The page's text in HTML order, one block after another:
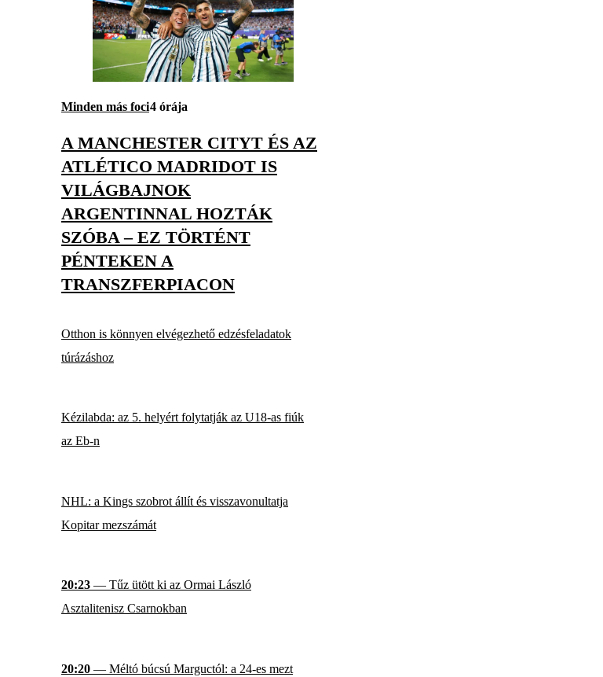
Minden más foci4 órája
A MANCHESTER CITYT ÉS AZ
ATLÉTICO MADRIDOT IS
VILÁGBAJNOK
ARGENTINNAL HOZTÁK
SZÓBA – EZ TÖRTÉNT
PÉNTEKEN A
TRANSZFERPIACON
Otthon is könnyen elvégezhető edzésfeladatok
túrázáshoz
Kézilabda: az 5. helyért folytatják az U18-as fiúk
az Eb-n
NHL: a Kings szobrot állít és visszavonultatja
Kopitar mezszámát
20:23 — Tűz ütött ki az Ormai László
Asztalitenisz Csarnokban
20:20 — Méltó búcsú Marguctól: a 24-es mezt